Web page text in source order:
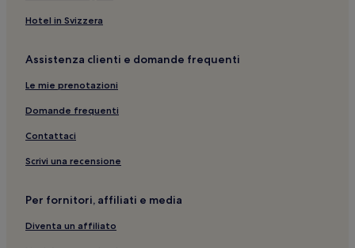
Verona: hotel a 2 stelle
Verona: Resort e hotel con spa
Verona: hotel
Belluno: B&B
Bibione: Appartamenti
Sottomarina: Campeggi
Centro storico di Cortina d'Ampezzo: hotel a 4 stelle
Bardolino: hotel
Hotel in Svizzera
Assistenza clienti e domande frequenti
Le mie prenotazioni
Domande frequenti
Contattaci
Scrivi una recensione
Per fornitori, affiliati e media
Diventa un affiliato